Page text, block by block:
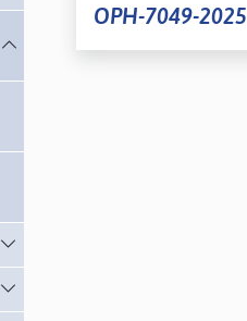
Vaihda alasvetovalikkoa
Vaihda alasvetovalikkoa
Vaihda alasvetovalikkoa
OPH-7049-2025